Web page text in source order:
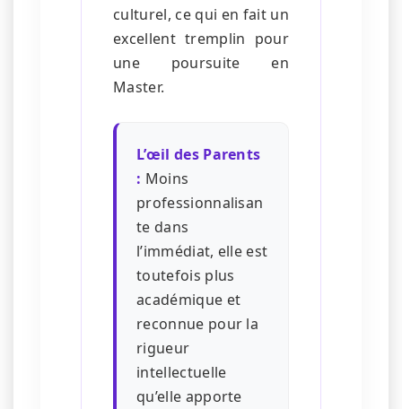
culturel, ce qui en fait un
excellent tremplin pour
une poursuite en
Master.
L’œil des Parents
: Moins
professionnalisan
te dans
l’immédiat, elle est
toutefois plus
académique et
reconnue pour la
rigueur
intellectuelle
qu’elle apporte